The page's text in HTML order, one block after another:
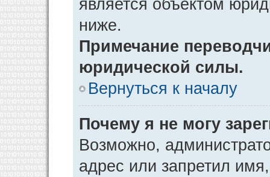
является объектом
ниже.
Примечание
юридической силы.
Вернуться к началу
Почему я не могу
Возможно,
адрес или запретил